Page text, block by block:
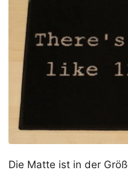
Die Matte ist in der